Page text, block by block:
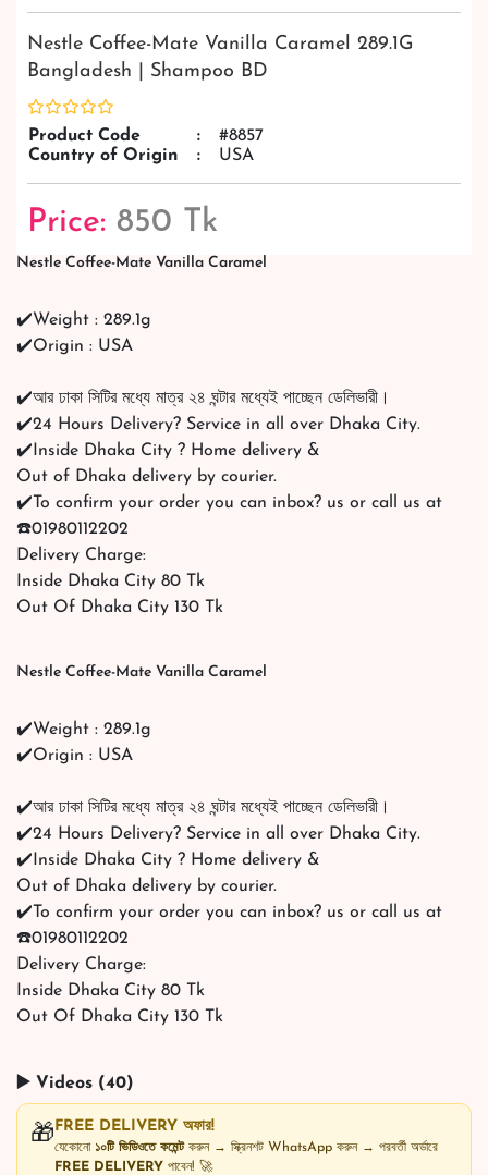
Nestle Coffee-Mate Vanilla Caramel 289.1G
Bangladesh | Shampoo BD
Product Code :
#8857
Country of Origin
: USA
Price: 850 Tk
Nestle Coffee-Mate Vanilla Caramel
✔️Weight : 289.1g
✔️Origin : USA
✔️আর ঢাকা সিটির মধ্যে মাত্র ২৪ ঘন্টার মধ্যেই পাচ্ছেন ডেলিভারী।
✔️24 Hours Delivery? Service in all over Dhaka City.
✔️Inside Dhaka City ? Home delivery &
Out of Dhaka delivery by courier.
✔️To confirm your order you can inbox? us or call us at
☎️01980112202
Delivery Charge:
Inside Dhaka City 80 Tk
Out Of Dhaka City 130 Tk
Nestle Coffee-Mate Vanilla Caramel
✔️Weight : 289.1g
✔️Origin : USA
✔️আর ঢাকা সিটির মধ্যে মাত্র ২৪ ঘন্টার মধ্যেই পাচ্ছেন ডেলিভারী।
✔️24 Hours Delivery? Service in all over Dhaka City.
✔️Inside Dhaka City ? Home delivery &
Out of Dhaka delivery by courier.
✔️To confirm your order you can inbox? us or call us at
☎️01980112202
Delivery Charge:
Inside Dhaka City 80 Tk
Out Of Dhaka City 130 Tk
▶️ Videos (40)
🎁FREE DELIVERY অফার!
যেকোনো ১০টি ভিডিওতে কমেন্টকরুন → স্ক্রিনশট WhatsApp করুন → পরবর্তী অর্ডারে
FREE DELIVERY পাবেন! 🚀